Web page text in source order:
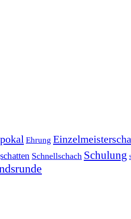
Ehrung
Schnellschach Schulung